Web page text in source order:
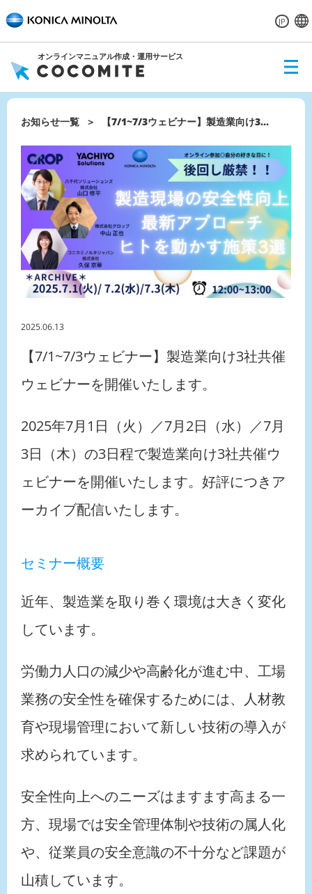
JP
オンラインマニュアル作成・運用サービス
ME
お知らせ一覧 【7/1~7/3ウェビナー】製造業向け3...
2025.06.13
【7/1~7/3ウェビナー】製造業向け3社共催
ウェビナーを開催いたします。
2025年7月1日（火）／7月2日（水）／7月
3日（木）の3日程で製造業向け3社共催ウ
ェビナーを開催いたします。好評につきア
ーカイブ配信いたします。
セミナー概要
近年、製造業を取り巻く環境は大きく変化
しています。
労働力人口の減少や高齢化が進む中、工場
業務の安全性を確保するためには、人材教
育や現場管理において新しい技術の導入が
求められています。
安全性向上へのニーズはますます高まる一
方、現場では安全管理体制や技術の属人化
や、従業員の安全意識の不十分など課題が
山積しています。